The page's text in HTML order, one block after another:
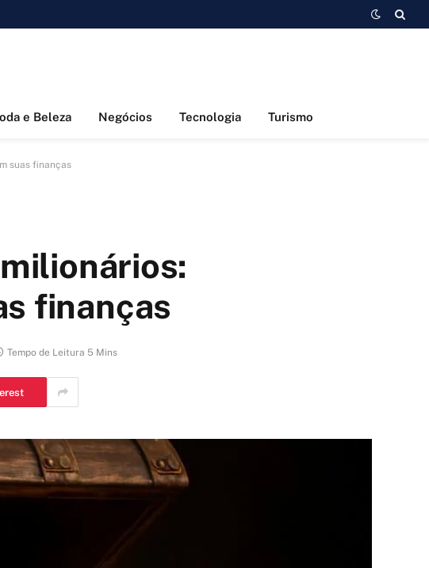
e Beleza Negócios Tecnologia Turismo
suas finanças
finanças
Tempo de Leitura 5 Mins